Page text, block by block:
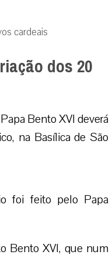
cardeais
dos 20
Bento XVI deverá
na Basílica de São
foi feito pelo Papa
Bento XVI, que num